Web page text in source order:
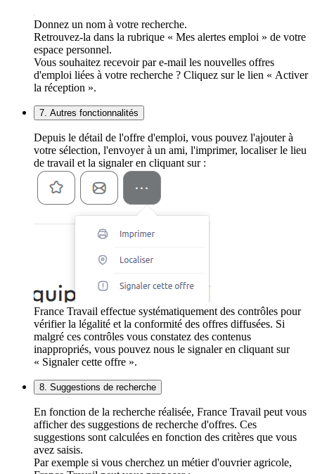
Donnez un nom à votre recherche.
Retrouvez-la dans la rubrique « Mes alertes emploi » de votre
espace personnel.
Vous souhaitez recevoir par e-mail les nouvelles offres
d'emploi liées à votre recherche ? Cliquez sur le lien « Activer
la réception ».
7. Autres fonctionnalités
Depuis le détail de l'offre d'emploi, vous pouvez l'ajouter à
votre sélection, l'envoyer à un ami, l'imprimer, localiser le lieu
de travail et la signaler en cliquant sur :
France Travail effectue systématiquement des contrôles pour
vérifier la légalité et la conformité des offres diffusées. Si
malgré ces contrôles vous constatez des contenus
inappropriés, vous pouvez nous le signaler en cliquant sur
« Signaler cette offre ».
8. Suggestions de recherche
En fonction de la recherche réalisée, France Travail peut vous
afficher des suggestions de recherche d'offres. Ces
suggestions sont calculées en fonction des critères que vous
avez saisis.
Par exemple si vous cherchez un métier d'ouvrier agricole,